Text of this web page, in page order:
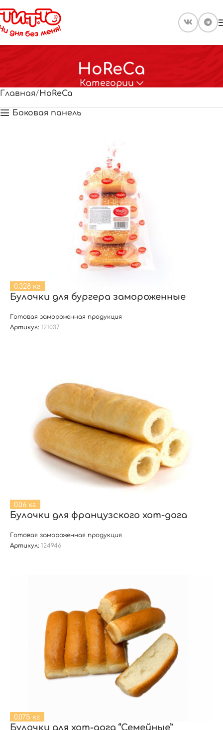
HoReCa
Категории
Главная HoReCa
Боковая панель
0.328 кг
Булочки для бургера замороженные
Готовая замороженная продукция
Артикул: 121037
0.06 кг
Булочки для французского хот-дога
Готовая замороженная продукция
Артикул: 124946
0.075 кг
Булочки для хот-дога “Семейные”